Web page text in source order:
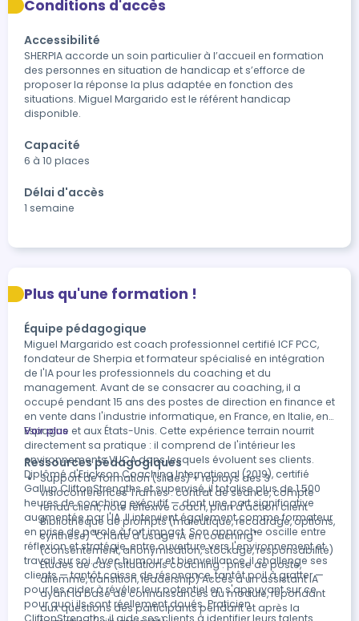
Conditions d'accès
Accessibilité
SHERPIA accorde un soin particulier à l’accueil en formation
des personnes en situation de handicap et s’efforce de
proposer la réponse la plus adaptée en fonction des
situations. Miguel Margarido est le référent handicap
disponible.
Capacité
6 à 10 places
Délai d'accès
1 semaine
Plus qu'une formation !
Équipe pédagogique
Miguel Margarido est coach professionnel certifié ICF PCC,
fondateur de Sherpia et formateur spécialisé en intégration
de l'IA pour les professionnels du coaching et du
management. Avant de se consacrer au coaching, il a
occupé pendant 15 ans des postes de direction en finance et
en vente dans l'industrie informatique, en France, en Italie, en
Espagne et aux États-Unis. Cette expérience terrain nourrit
directement sa pratique : il comprend de l'intérieur les
environnements VUCA dans lesquels évoluent ses clients.
Diplômé d'Erickson Coaching International (2019), certifié
Gallup CliftonStrengths et supervisé, il totalise plus de 1 500
heures de coaching exécutif — dont une part significative
augmentée par l'IA. Il intervient également comme formateur
en prise de parole à fort impact. Son approche oscille entre
réflexion et stratégie, entre ouverture vers l'environnement et
travail sur soi. Avec humour et bienveillance, il challenge ses
clients — tantôt caisse de résonance, tantôt poil à gratter —
pour les aider à révéler leur potentiel en s'appuyant sur ce
pour quoi ils sont réellement doués. Praticien
CliftonStrengths, il aide ses clients à identifier leurs talents
Voir plus
Ressources pédagogiques
Support de formation (slides) + replays des 3
visioconférences Trames : contrat de séance, compte
rendu client, note réflexive coach, plan d'action client
Bibliothèque de prompts (maïeutique, recadrage, options,
synthèse) "Charte d'usage IA en coaching"
(consentement, anonymisation, stockage, responsabilité)
Études de cas (situations coaching : prise de poste,
dilemme, transition, leadership) Accès à un assistant IA
ayant la base de connaissances du module, répondant
aux questions des participants pendant et après la